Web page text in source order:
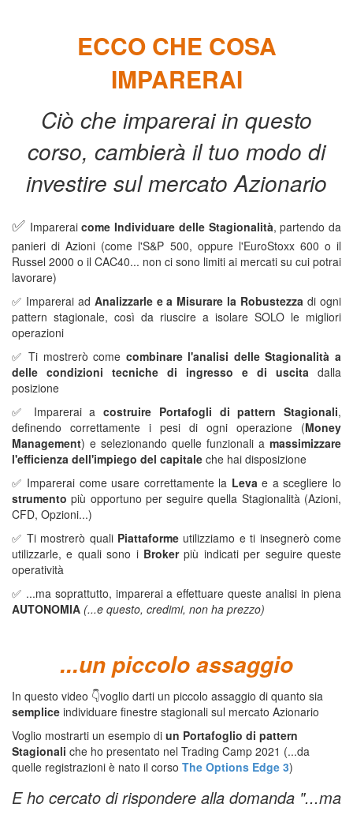
ECCO CHE COSA
IMPARERAI
Ciò che imparerai in questo
corso, cambierà il tuo modo di
investire sul mercato Azionario
✅ Impareraicome Individuare delle Stagionalità, partendo da
panieri di Azioni (come l'S&P 500, oppure l'EuroStoxx 600 o il
Russel 2000 o il CAC40... non ci sono limiti ai mercati su cui potrai
lavorare)
✅ Imparerai ad Analizzarle e a Misurare la Robustezza di ogni
pattern stagionale, così da riuscire a isolare SOLO le migliori
operazioni
✅ Ti mostrerò come combinare l'analisi delle Stagionalità a
delle condizioni tecniche di ingresso e di uscita dalla
posizione
✅ Imparerai a costruire Portafogli di pattern Stagionali,
definendo correttamente i pesi di ogni operazione (Money
Management) e selezionando quelle funzionali a massimizzare
l'efficienza dell'impiego del capitale che hai disposizione
✅ Imparerai come usare correttamente la Levae a scegliere lo
strumento più opportuno per seguire quella Stagionalità (Azioni,
CFD, Opzioni...)
✅ Ti mostrerò quali Piattaforme utilizziamo e ti insegnerò come
utilizzarle, e quali sono i Brokerpiù indicati per seguire queste
operatività
✅ ...ma soprattutto, imparerai a effettuare queste analisi in piena
AUTONOMIA (...e questo, credimi, non ha prezzo)
...un piccolo assaggio
In questo video 👇voglio darti un piccolo assaggio di quanto sia
semplice individuare finestre stagionali sul mercato Azionario
Voglio mostrarti un esempio di un Portafoglio di pattern
Stagionali che ho presentato nel Trading Camp 2021 (...da
quelle registrazioni è nato il corso The Options Edge 3)
E ho cercato di rispondere alla domanda "...ma